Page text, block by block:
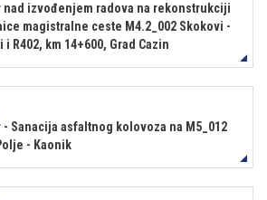
nad izvođenjem radova na rekonstrukciji
magistralne ceste M4.2_002 Skokovi -
i R402, km 14+600, Grad Cazin
- Sanacija asfaltnog kolovoza na M5_012
- Kaonik